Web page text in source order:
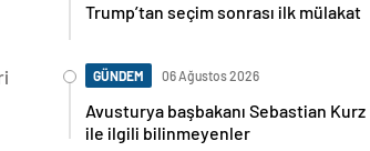
Trump’tan seçim sonrası ilk mülakat
GÜNDEM 06 Ağustos 2026
Avusturya başbakanı Sebastian Kurz
ile ilgili bilinmeyenler